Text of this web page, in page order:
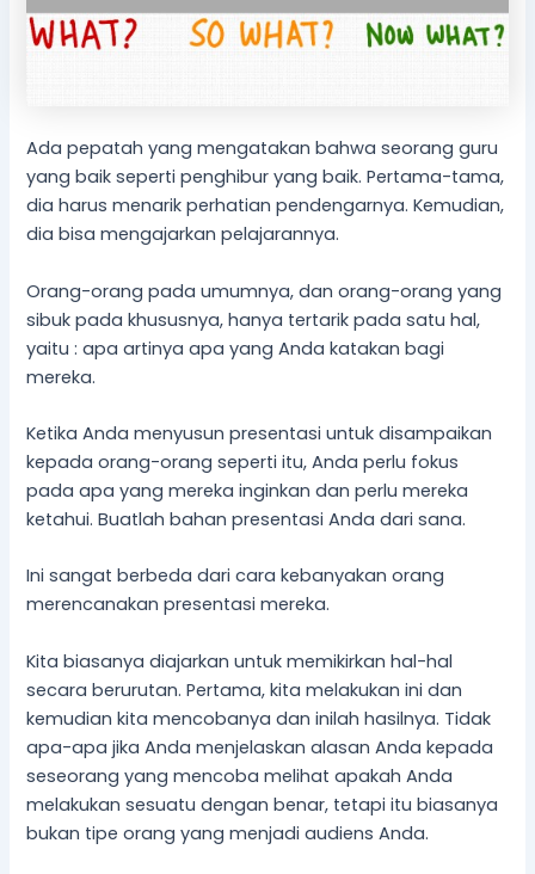
Ada pepatah yang mengatakan bahwa seorang guru
yang baik seperti penghibur yang baik. Pertama-tama,
dia harus menarik perhatian pendengarnya. Kemudian,
dia bisa mengajarkan pelajarannya.
Orang-orang pada umumnya, dan orang-orang yang
sibuk pada khususnya, hanya tertarik pada satu hal,
yaitu : apa artinya apa yang Anda katakan bagi
mereka.
Ketika Anda menyusun presentasi untuk disampaikan
kepada orang-orang seperti itu, Anda perlu fokus
pada apa yang mereka inginkan dan perlu mereka
ketahui. Buatlah bahan presentasi Anda dari sana.
Ini sangat berbeda dari cara kebanyakan orang
merencanakan presentasi mereka.
Kita biasanya diajarkan untuk memikirkan hal-hal
secara berurutan. Pertama, kita melakukan ini dan
kemudian kita mencobanya dan inilah hasilnya. Tidak
apa-apa jika Anda menjelaskan alasan Anda kepada
seseorang yang mencoba melihat apakah Anda
melakukan sesuatu dengan benar, tetapi itu biasanya
bukan tipe orang yang menjadi audiens Anda.